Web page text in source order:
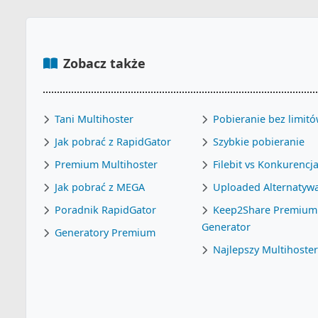
Zobacz także
Tani Multihoster
Jak pobrać z RapidGator
Premium Multihoster
Jak pobrać z MEGA
Poradnik RapidGator
Generatory Premium
Pobieranie bez
Szybkie pobieranie
Filebit vs
Uploaded
Keep2Share Premium
Generator
Najlepszy Multihoster